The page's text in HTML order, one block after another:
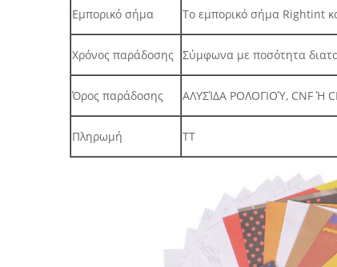
Εμπορικό σήμα Το εμπορικό σήμα Rightint
Χρόνος παράδοσης Σύμφωνα με ποσότητα
Όρος παράδοσης ΑΛΥΣΊΔΑ ΡΟΛΟΓΙΟΎ, CNF Ή
Πληρωμή TT